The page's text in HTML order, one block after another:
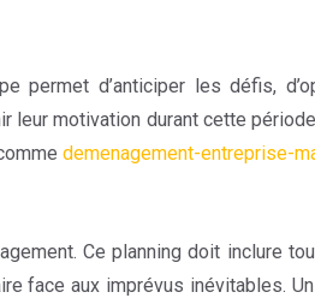
permet d’anticiper les défis,
leur motivation durant cette
demenagement-entreprise-
Ce planning doit inclure
face aux imprévus inévitables.